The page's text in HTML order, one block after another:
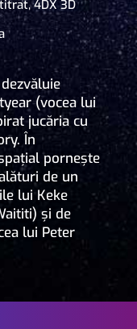
4DX 3D
(vocea lui
jucăria cu
În
pornește
de un
lui Keke
și de
lui Peter